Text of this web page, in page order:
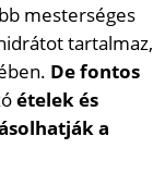
mesterséges
tartalmaz,
De fontos
ételek és
a